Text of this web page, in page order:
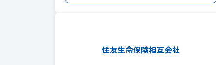
住友生命保険相互会社